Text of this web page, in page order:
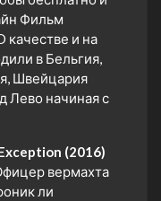
Фильм
и на
в Бельгия,
Швейцария
Лево начиная с
(2016)
вермахта
ли